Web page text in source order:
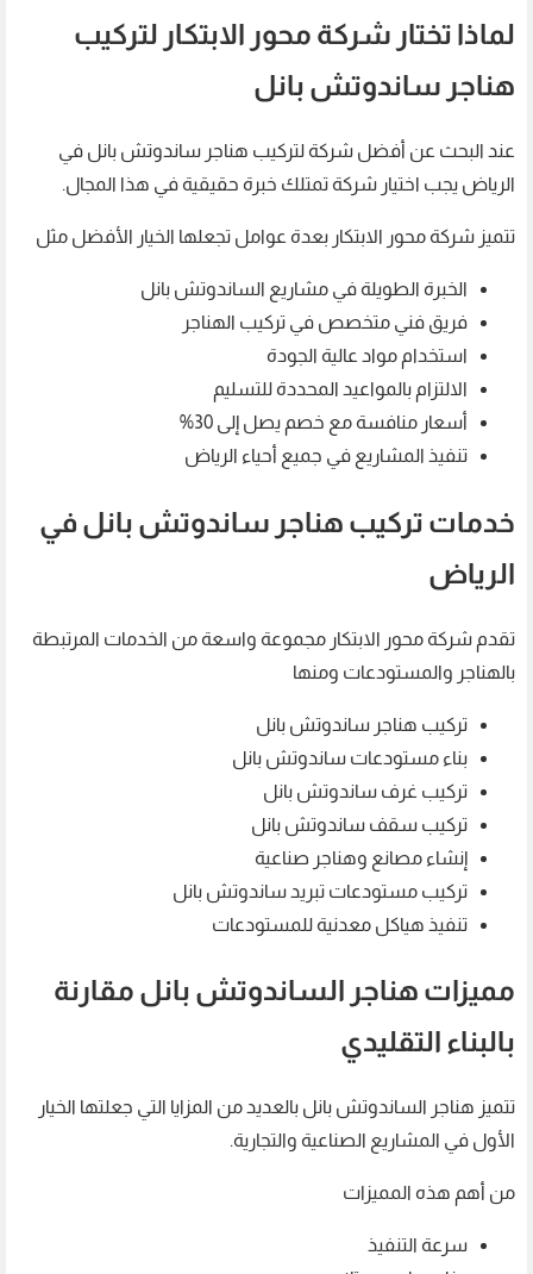
لماذا تختار شركة محور الابتكار لتركيب
هناجر ساندوتش بانل
عند البحث عن أفضل شركة لتركيب هناجر ساندوتش بانل في
الرياض يجب اختيار شركة تمتلك خبرة حقيقية في هذا المجال.
تتميز شركة محور الابتكار بعدة عوامل تجعلها الخيار الأفضل مثل
الخبرة الطويلة في مشاريع الساندوتش بانل
فريق فني متخصص في تركيب الهناجر
استخدام مواد عالية الجودة
الالتزام بالمواعيد المحددة للتسليم
أسعار منافسة مع خصم يصل إلى 30%
تنفيذ المشاريع في جميع أحياء الرياض
خدمات تركيب هناجر ساندوتش بانل في
الرياض
تقدم شركة محور الابتكار مجموعة واسعة من الخدمات المرتبطة
بالهناجر والمستودعات ومنها
تركيب هناجر ساندوتش بانل
بناء مستودعات ساندوتش بانل
تركيب غرف ساندوتش بانل
تركيب سقف ساندوتش بانل
إنشاء مصانع وهناجر صناعية
تركيب مستودعات تبريد ساندوتش بانل
تنفيذ هياكل معدنية للمستودعات
مميزات هناجر الساندوتش بانل مقارنة
بالبناء التقليدي
تتميز هناجر الساندوتش بانل بالعديد من المزايا التي جعلتها الخيار
الأول في المشاريع الصناعية والتجارية.
من أهم هذه المميزات
سرعة التنفيذ